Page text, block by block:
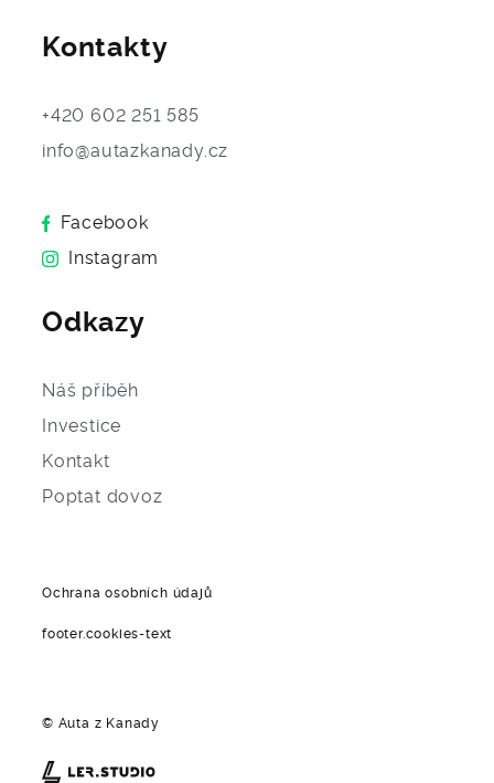
Kontakty
+420 602 251 585
info@autazkanady.cz
Facebook
Instagram
Odkazy
Náš příběh
Investice
Kontakt
Poptat dovoz
Ochrana osobních údajů
footer.cookies-text
© Auta z Kanady